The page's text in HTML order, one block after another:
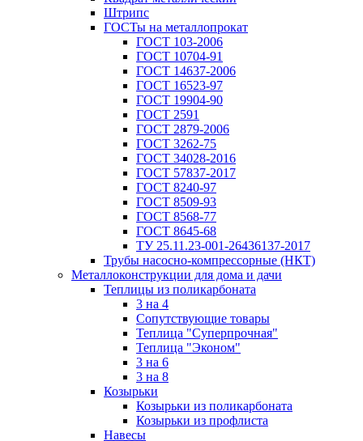
Штрипс
ГОСТы на металлопрокат
ГОСТ 103-2006
ГОСТ 10704-91
ГОСТ 14637-2006
ГОСТ 16523-97
ГОСТ 19904-90
ГОСТ 2591
ГОСТ 2879-2006
ГОСТ 3262-75
ГОСТ 34028-2016
ГОСТ 57837-2017
ГОСТ 8240-97
ГОСТ 8509-93
ГОСТ 8568-77
ГОСТ 8645-68
ТУ 25.11.23-001-26436137-2017
Трубы насосно-компрессорные (НКТ)
Металлоконструкции для дома и дачи
Теплицы из поликарбоната
3 на 4
Сопутствующие товары
Теплица "Суперпрочная"
Теплица "Эконом"
3 на 6
3 на 8
Козырьки
Козырьки из поликарбоната
Козырьки из профлиста
Навесы